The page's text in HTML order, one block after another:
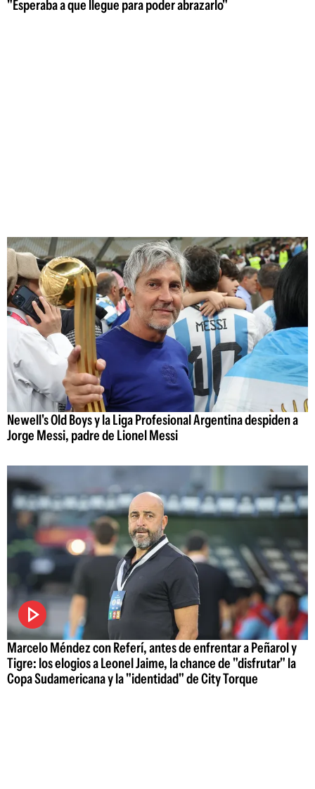
"Esperaba a que llegue para poder abrazarlo"
Newell's Old Boys y la Liga Profesional Argentina despiden a
Jorge Messi, padre de Lionel Messi
Marcelo Méndez con Referí, antes de enfrentar a Peñarol y
Tigre: los elogios a Leonel Jaime, la chance de "disfrutar" la
Copa Sudamericana y la "identidad" de City Torque